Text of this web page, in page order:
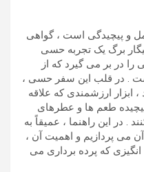
و پیچیدگی است ، گواهی
برگ یک تجربه حسی
در بر می گیرد که از
. در قلب این سفر حسی ،
ابزار ارزشمندی که علاقه
طعم ها و عطرهای
. در این راهنما ، عمیقاً به
می پردازیم و اهمیت آن ،
که پرده برداری می